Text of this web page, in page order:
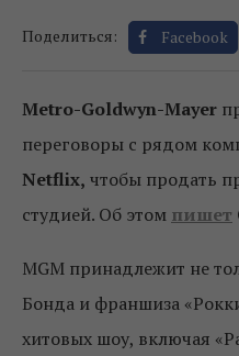
Поделиться: Facebook
Metro-Goldwyn-Mayer
переговоры с рядом
Netflix, чтобы продать
студией. Об этом пишет
MGM принадлежит не
Бонда и франшиза
хитовых шоу, включая